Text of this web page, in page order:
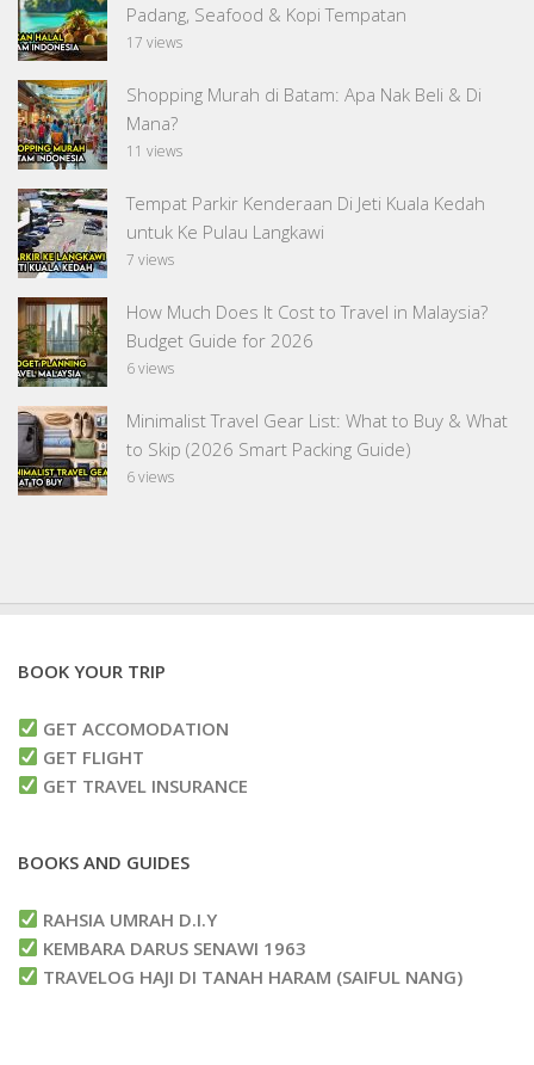
Padang, Seafood & Kopi Tempatan
17 views
Shopping Murah di Batam: Apa Nak Beli & Di
Mana?
11 views
Tempat Parkir Kenderaan Di Jeti Kuala Kedah
untuk Ke Pulau Langkawi
7 views
How Much Does It Cost to Travel in Malaysia?
Budget Guide for 2026
6 views
Minimalist Travel Gear List: What to Buy & What
to Skip (2026 Smart Packing Guide)
6 views
BOOK YOUR TRIP
GET ACCOMODATION
GET FLIGHT
GET TRAVEL INSURANCE
BOOKS AND GUIDES
RAHSIA UMRAH D.I.Y
KEMBARA DARUS SENAWI 1963
TRAVELOG HAJI DI TANAH HARAM (SAIFUL NANG)